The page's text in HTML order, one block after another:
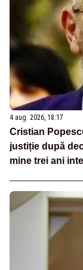
4 aug. 2026, 18:17
Cristian
justiție după
mine trei ani